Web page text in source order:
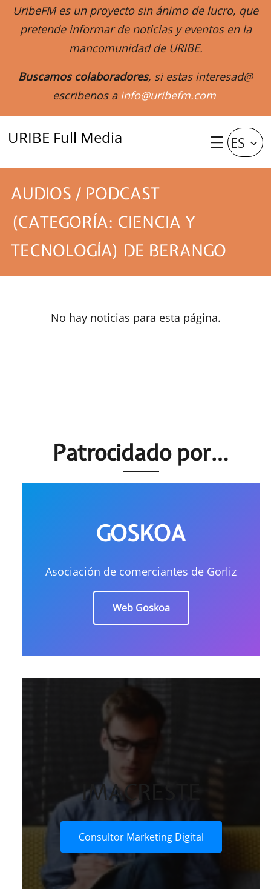
UribeFM es un proyecto sin ánimo de lucro, que
pretende informar de noticias y eventos en la
mancomunidad de URIBE.
Buscamos colaboradores, si estas interesad@
escribenos a info@uribefm.com
URIBE Full Media ES
AUDIOS / PODCAST
(CATEGORÍA: CIENCIA Y
TECNOLOGÍA) DE BERANGO
No hay noticias para esta página.
Patrocidado por…
GOSKOA
Asociación de comerciantes de Gorliz
Web Goskoa
IMACRESTE
Consultor Marketing Digital